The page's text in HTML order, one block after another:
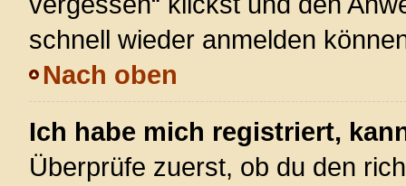
schnell wieder anmelden
Nach oben
Ich habe mich registriert,
Überprüfe zuerst, ob du den